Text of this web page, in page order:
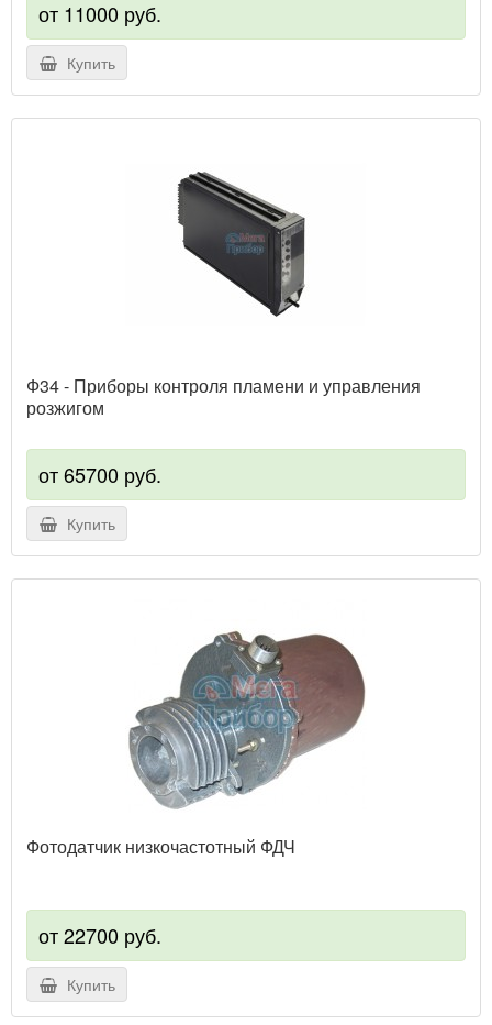
от 11000 руб.
Купить
Ф34 - Приборы контроля пламени и управления
розжигом
от 65700 руб.
Купить
Фотодатчик низкочастотный ФДЧ
от 22700 руб.
Купить